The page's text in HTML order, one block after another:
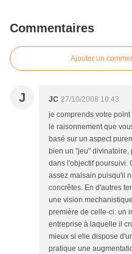
Commentaires
Ajouter un
J JC 27/10/2008 10:43
je comprends votre
le raisonnement que
basé sur un aspect
bien un "jeu"
dans l'objectif poursuivi.
assez malsain puisqu'il
concrêtes. En d'autres
une vision
première de celle-ci: un
entreprise à laquelle il
mieux si elle dispose
pratique une